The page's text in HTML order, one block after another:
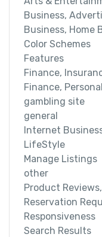
Business,
Business, Home
Color Schemes
Features
Finance,
Finance,
gambling site
general
Internet
LifeStyle
Manage Listings
other
Product
Reservation
Responsiveness
Search Results